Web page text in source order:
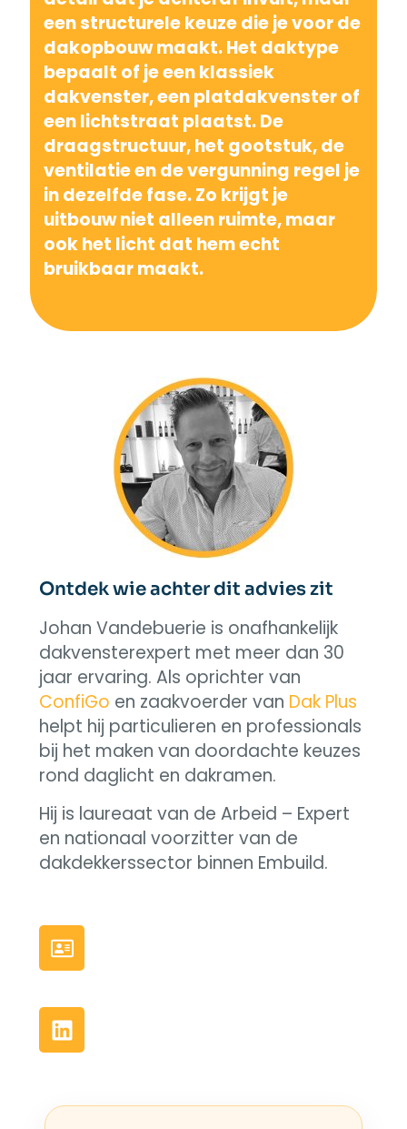
een structurele keuze die je voor de
dakopbouw maakt. Het daktype
bepaalt of je een klassiek
dakvenster, een platdakvenster of
een lichtstraat plaatst. De
draagstructuur, het gootstuk, de
ventilatie en de vergunning regel je
in dezelfde fase. Zo krijgt je
uitbouw niet alleen ruimte, maar
ook het licht dat hem echt
bruikbaar maakt.
Ontdek wie achter dit advies zit
Johan Vandebuerie is onafhankelijk
dakvensterexpert met meer dan 30
jaar ervaring. Als oprichter van
ConfiGo en zaakvoerder van Dak Plus
helpt hij particulieren en professionals
bij het maken van doordachte keuzes
rond daglicht en dakramen.
Hij is laureaat van de Arbeid – Expert
en nationaal voorzitter van de
dakdekkerssector binnen Embuild.